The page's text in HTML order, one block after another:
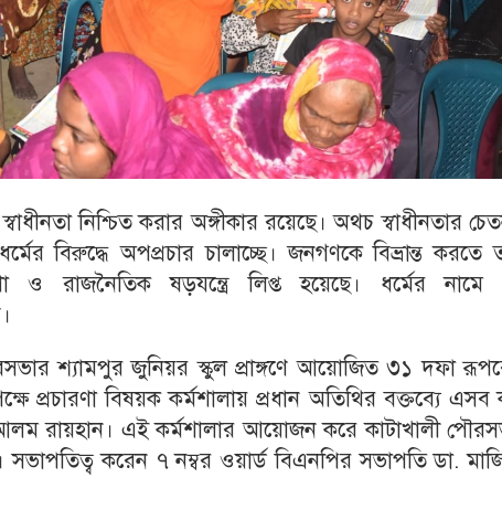
নিশ্চিত করার অঙ্গীকার রয়েছে। অথচ স্বাধীনতার
বিরুদ্ধে অপপ্রচার চালাচ্ছে। জনগণকে বিভ্রান্ত করতে
ও রাজনৈতিক ষড়যন্ত্রে লিপ্ত হয়েছে। ধর্মের
শ্যামপুর জুনিয়র স্কুল প্রাঙ্গণে আয়োজিত ৩১ দফা
প্রচারণা বিষয়ক কর্মশালায় প্রধান অতিথির বক্তব্যে এসব
রায়হান। এই কর্মশালার আয়োজন করে কাটাখালী
করেন ৭ নম্বর ওয়ার্ড বিএনপির সভাপতি ডা.